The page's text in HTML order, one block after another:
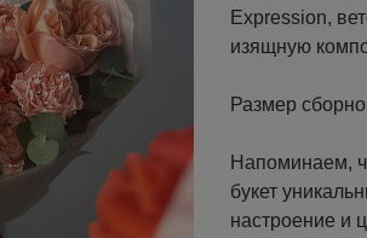
Expression,
изящную
Размер
Напоминаем,
букет
настроение и